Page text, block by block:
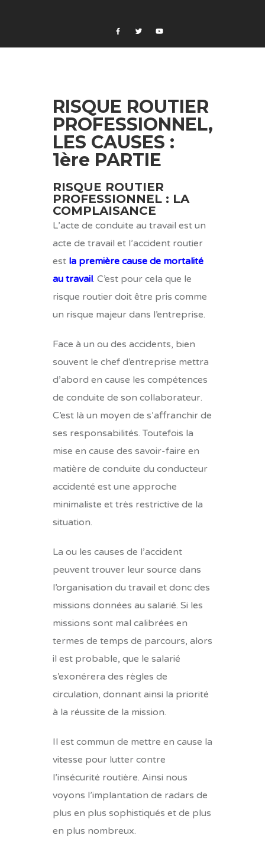
RISQUE ROUTIER
PROFESSIONNEL,
LES CAUSES :
1ère PARTIE
RISQUE ROUTIER
PROFESSIONNEL : LA
COMPLAISANCE
L’acte de conduite au travail est un
acte de travail et l’accident routier
est la première cause de mortalité
au travail. C’est pour cela que le
risque routier doit être pris comme
un risque majeur dans l’entreprise.
Face à un ou des accidents, bien
souvent le chef d’entreprise mettra
d’abord en cause les compétences
de conduite de son collaborateur.
C’est là un moyen de s’affranchir de
ses responsabilités. Toutefois la
mise en cause des savoir-faire en
matière de conduite du conducteur
accidenté est une approche
minimaliste et très restrictive de la
situation.
La ou les causes de l’accident
peuvent trouver leur source dans
l’organisation du travail et donc des
missions données au salarié. Si les
missions sont mal calibrées en
termes de temps de parcours, alors
il est probable, que le salarié
s’exonérera des règles de
circulation, donnant ainsi la priorité
à la réussite de la mission.
Il est commun de mettre en cause la
vitesse pour lutter contre
l’insécurité routière. Ainsi nous
voyons l’implantation de radars de
plus en plus sophistiqués et de plus
en plus nombreux.